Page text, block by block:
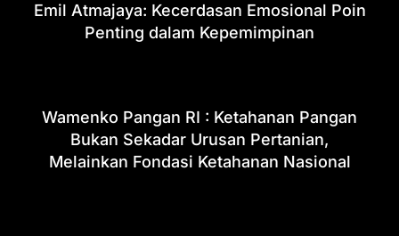
Emil Atmajaya: Kecerdasan Emosional Poin
Penting dalam Kepemimpinan
Wamenko Pangan RI : Ketahanan Pangan
Bukan Sekadar Urusan Pertanian,
Melainkan Fondasi Ketahanan Nasional